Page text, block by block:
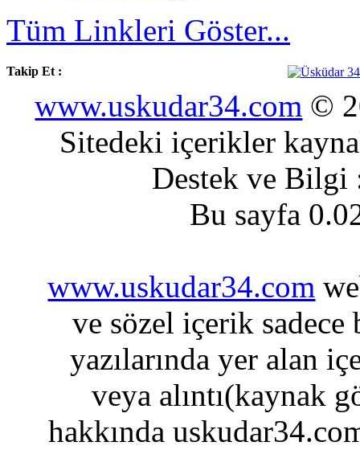
Tüm Linkleri Göster...
Takip Et :
www.uskudar34.com ©
Sitedeki içerikler
Destek ve
Bu sayfa
www.uskudar34.com
ve sözel içerik sadece
yazılarında yer alan
veya alıntı(kaynak
hakkında